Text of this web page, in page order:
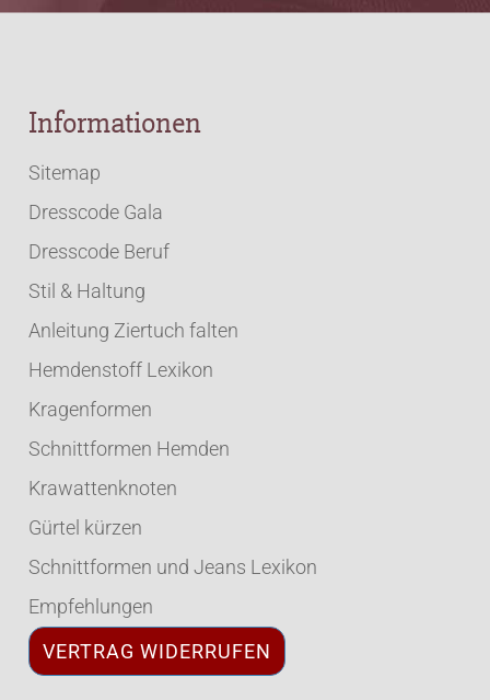
Informationen
Sitemap
Dresscode Gala
Dresscode Beruf
Stil & Haltung
Anleitung Ziertuch falten
Hemdenstoff Lexikon
Kragenformen
Schnittformen Hemden
Krawattenknoten
Gürtel kürzen
Schnittformen und Jeans Lexikon
Empfehlungen
VERTRAG WIDERRUFEN